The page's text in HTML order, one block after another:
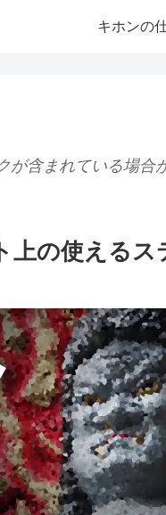
キホンの
が含まれている場合
の使えるス